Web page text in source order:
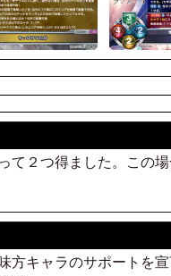
て２つ得ました。この
方キャラのサポートを